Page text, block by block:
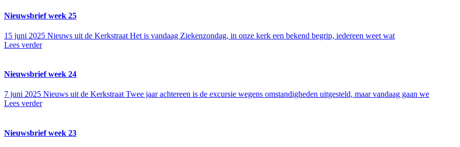
Nieuwsbrief week 25
15 juni 2025 Nieuws uit de Kerkstraat Het is vandaag Ziekenzondag, in onze kerk een bekend begrip, iedereen weet wat
Lees verder
Nieuwsbrief week 24
7 juni 2025 Nieuws uit de Kerkstraat Twee jaar achtereen is de excursie wegens omstandigheden uitgesteld, maar vandaag gaan we
Lees verder
Nieuwsbrief week 23